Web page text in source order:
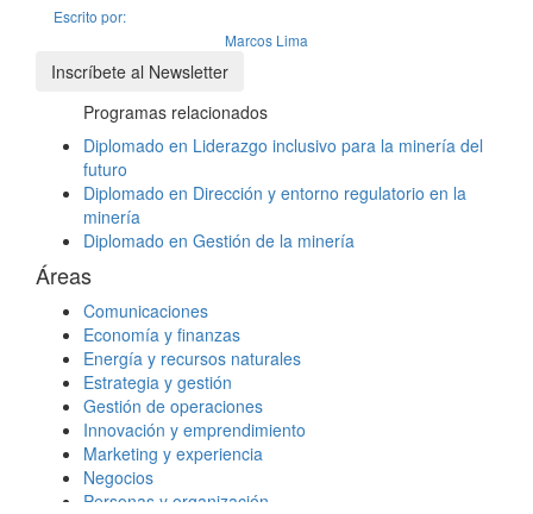
Escrito por:
Marcos Lima
Inscríbete al Newsletter
Programas relacionados
Diplomado en Liderazgo inclusivo para la minería del
futuro
Diplomado en Dirección y entorno regulatorio en la
minería
Diplomado en Gestión de la minería
Áreas
Comunicaciones
Economía y finanzas
Energía y recursos naturales
Estrategia y gestión
Gestión de operaciones
Innovación y emprendimiento
Marketing y experiencia
Negocios
Personas y organización